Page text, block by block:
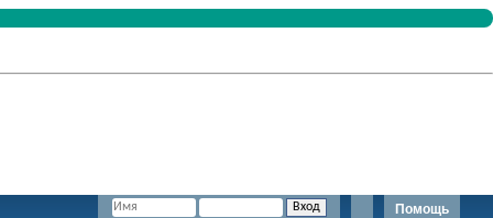
Помощь